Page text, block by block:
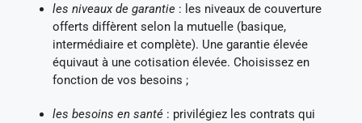
les niveaux de garantie : les niveaux de couverture
offerts diffèrent selon la mutuelle (basique,
intermédiaire et complète). Une garantie élevée
équivaut à une cotisation élevée. Choisissez en
fonction de vos besoins ;
les besoins en santé : privilégiez les contrats qui